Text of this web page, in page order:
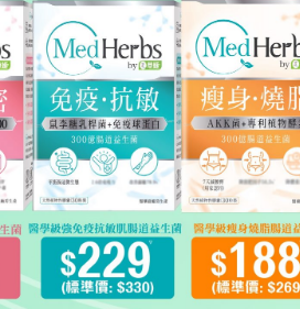
價格 數量
HKD$359